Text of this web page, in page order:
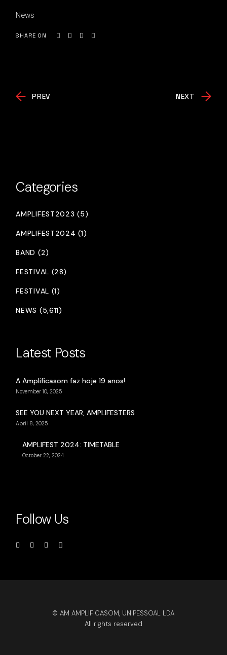
News
SHARE ON
PREV NEXT
Categories
AMPLIFEST2023 (5)
AMPLIFEST2024 (1)
BAND (2)
FESTIVAL (28)
FESTIVAL (1)
NEWS (5,611)
Latest Posts
A Amplificasom faz hoje 19 anos!
November 10, 2025
SEE YOU NEXT YEAR, AMPLIFESTERS
April 8, 2025
AMPLIFEST 2024: TIMETABLE
October 22, 2024
Follow Us
© AM AMPLIFICASOM, UNIPESSOAL LDA
All rights reserved